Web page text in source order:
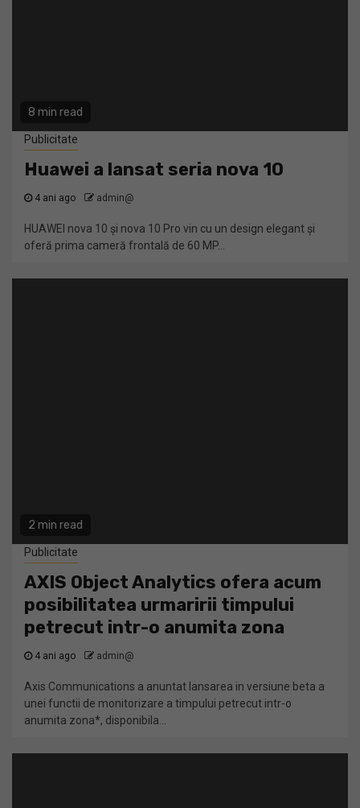
8 min read
Publicitate
Huawei a lansat seria nova 10
4 ani ago admin@
HUAWEI nova 10 și nova 10 Pro vin cu un design elegant și
oferă prima cameră frontală de 60 MP...
2 min read
Publicitate
AXIS Object Analytics ofera acum
posibilitatea urmaririi timpului
petrecut intr-o anumita zona
4 ani ago admin@
Axis Communications a anuntat lansarea in versiune beta a
unei functii de monitorizare a timpului petrecut intr-o
anumita zona*, disponibila...